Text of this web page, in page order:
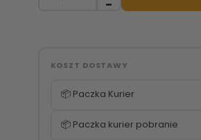
KOSZT DOSTAWY
📦 Paczka Kurier
📦 Paczka kurier pobranie